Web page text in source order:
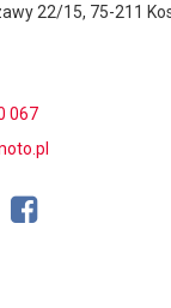
22/15, 75-211
067